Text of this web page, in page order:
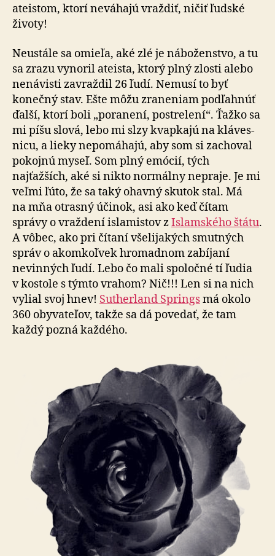
ateistom, ktorí neváhajú vraždiť, ničiť ľudské
životy!
Neustále sa omieľa, aké zlé je náboženstvo, a tu
sa zrazu vynoril ateista, ktorý plný zlosti alebo
nenávisti zavraždil 26 ľudí. Nemusí to byť
konečný stav. Ešte môžu zraneniam podľahnúť
ďalší, ktorí boli „poranení, postrelení“. Ťažko sa
mi píšu slová, lebo mi slzy kvapkajú na klá­ves­
nicu, a lieky ne­po­má­ha­jú, aby som si zachoval
pokojnú myseľ. Som plný emócií, tých
najťažších, aké si nikto normálny nepraje. Je mi
veľmi ľúto, že sa taký ohavný skutok stal. Má
na mňa otrasný účinok, asi ako keď čítam
správy o vraž­de­ní isla­mistov zIslam­ského štátu.
A vôbec, ako pri čí­ta­ní vše­li­ja­kých smutných
správ o akom­koľ­vek hromadnom zabíjaní
nevinných ľudí. Lebo čo mali spoločné tí ľudia
v kostole s týmto vrahom? Nič!!! Len si na nich
vylial svoj hnev! Sutherland Springsmá okolo
360 oby­va­te­ľov, takže sa dá povedať, že tam
každý pozná každého.